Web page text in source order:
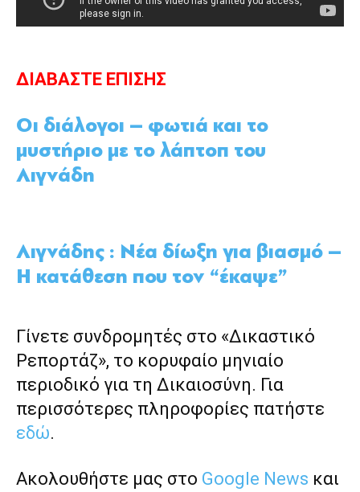
ΔΙΑΒΑΣΤΕ ΕΠΙΣΗΣ
Οι διάλογοι – φωτιά και το
µυστήριο µε το λάπτοπ του
Λιγνάδη
Λιγνάδης : Νέα δίωξη για βιασμό –
Η κατάθεση που τον “έκαψε”
Γίνετε συνδρομητές στο «Δικαστικό
Ρεπορτάζ», το κορυφαίο μηνιαίο
περιοδικό για τη Δικαιοσύνη. Για
περισσότερες πληροφορίες πατήστε
εδώ.
Ακολουθήστε μας στο Google News και